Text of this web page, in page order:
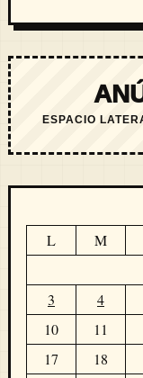
ESPACIO
L
M
3
4
10
11
17
18